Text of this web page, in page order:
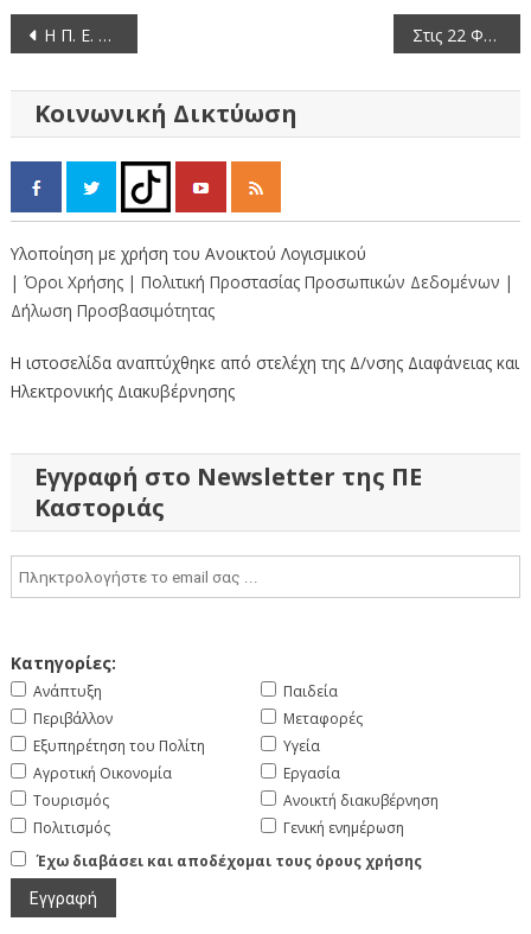
Πλοήγηση
Η Π. Ε. Καστοριάς Παρέλαβε Μανταρίνια για Δωρεάν Διανομή σε κατοίκους της Στις 22 Φεβρουαρίου, η Καταβολή του Διατροφικού Επιδόματος Νεφροπαθών & Μεταμοσχευμένων
Κοινωνική Δικτύωση
Υλοποίηση με χρήση του Ανοικτού Λογισμικού
| Όροι Χρήσης | Πολιτική Προστασίας Προσωπικών Δεδομένων |
Δήλωση Προσβασιμότητας
Η ιστοσελίδα αναπτύχθηκε από στελέχη της Δ/νσης Διαφάνειας και
Ηλεκτρονικής Διακυβέρνησης
Εγγραφή στο Newsletter της ΠΕ
Καστοριάς
Κατηγορίες:
Ανάπτυξη
Περιβάλλον
Εξυπηρέτηση του Πολίτη
Αγροτική Οικονομία
Τουρισμός
Πολιτισμός
Παιδεία
Μεταφορές
Υγεία
Εργασία
Ανοικτή διακυβέρνηση
Γενική ενημέρωση
Έχω διαβάσει και αποδέχομαι τους όρους χρήσης